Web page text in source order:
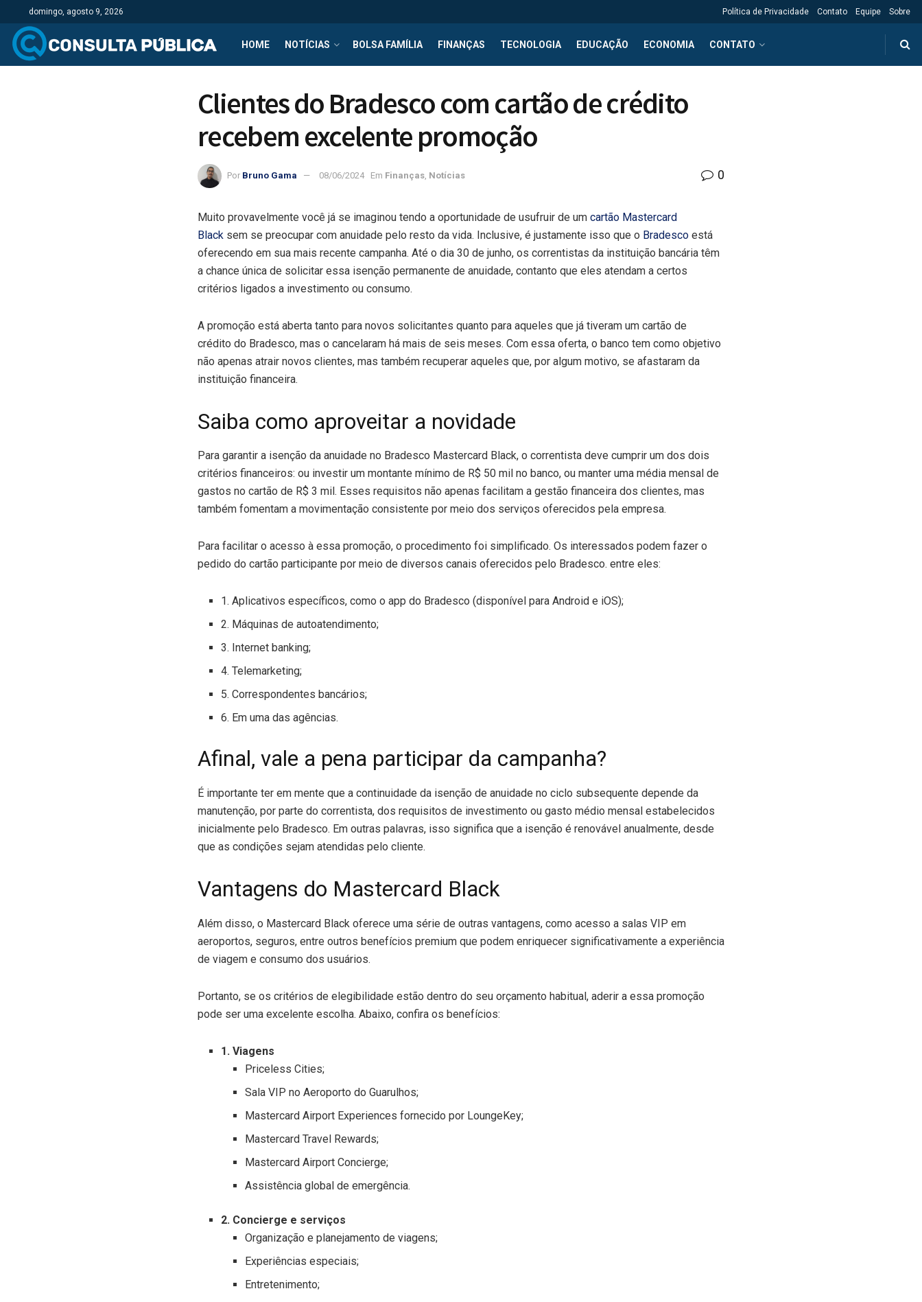
domingo, agosto 9, 2026 Política de Privacidade Contato Equipe Sobre
HOME NOTÍCIAS BOLSA FAMÍLIA FINANÇAS TECNOLOGIA EDUCAÇÃO ECONOMIA CONTATO
Clientes do Bradesco com cartão de crédito
recebem excelente promoção
Por Bruno Gama 08/06/2024 Em Finanças Notícias 0
Muito provavelmente você já se imaginou tendo a oportunidade de usufruir de um cartão Mastercard
Black sem se preocupar com anuidade pelo resto da vida. Inclusive, é justamente isso que o Bradesco está
oferecendo em sua mais recente campanha. Até o dia 30 de junho, os correntistas da instituição bancária têm
a chance única de solicitar essa isenção permanente de anuidade, contanto que eles atendam a certos
critérios ligados a investimento ou consumo.
A promoção está aberta tanto para novos solicitantes quanto para aqueles que já tiveram um cartão de
crédito do Bradesco, mas o cancelaram há mais de seis meses. Com essa oferta, o banco tem como objetivo
não apenas atrair novos clientes, mas também recuperar aqueles que, por algum motivo, se afastaram da
instituição financeira.
Saiba como aproveitar a novidade
Para garantir a isenção da anuidade no Bradesco Mastercard Black, o correntista deve cumprir um dos dois
critérios financeiros: ou investir um montante mínimo de R$ 50 mil no banco, ou manter uma média mensal de
gastos no cartão de R$ 3 mil. Esses requisitos não apenas facilitam a gestão financeira dos clientes, mas
também fomentam a movimentação consistente por meio dos serviços oferecidos pela empresa.
Para facilitar o acesso à essa promoção, o procedimento foi simplificado. Os interessados podem fazer o
pedido do cartão participante por meio de diversos canais oferecidos pelo Bradesco. entre eles:
1. Aplicativos específicos, como o app do Bradesco (disponível para Android e iOS);
2. Máquinas de autoatendimento;
3. Internet banking;
4. Telemarketing;
5. Correspondentes bancários;
6. Em uma das agências.
Afinal, vale a pena participar da campanha?
É importante ter em mente que a continuidade da isenção de anuidade no ciclo subsequente depende da
manutenção, por parte do correntista, dos requisitos de investimento ou gasto médio mensal estabelecidos
inicialmente pelo Bradesco. Em outras palavras, isso significa que a isenção é renovável anualmente, desde
que as condições sejam atendidas pelo cliente.
Vantagens do Mastercard Black
Além disso, o Mastercard Black oferece uma série de outras vantagens, como acesso a salas VIP em
aeroportos, seguros, entre outros benefícios premium que podem enriquecer significativamente a experiência
de viagem e consumo dos usuários.
Portanto, se os critérios de elegibilidade estão dentro do seu orçamento habitual, aderir a essa promoção
pode ser uma excelente escolha. Abaixo, confira os benefícios:
1. Viagens
Priceless Cities;
Sala VIP no Aeroporto do Guarulhos;
Mastercard Airport Experiences fornecido por LoungeKey;
Mastercard Travel Rewards;
Mastercard Airport Concierge;
Assistência global de emergência.
2. Concierge e serviços
Organização e planejamento de viagens;
Experiências especiais;
Entretenimento;